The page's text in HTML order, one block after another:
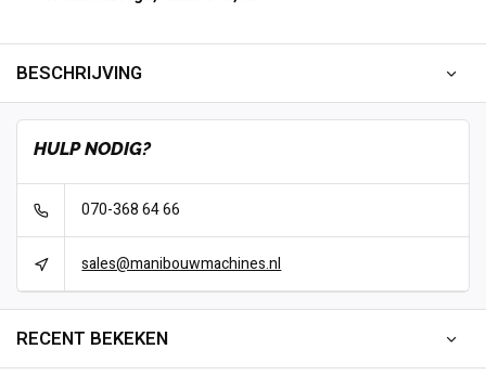
BESCHRIJVING
HULP NODIG?
070-368 64 66
sales@manibouwmachines.nl
RECENT BEKEKEN